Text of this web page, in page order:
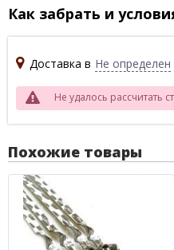
Как забрать и
Доставка в Не определен
Не удалось рассчитать
Похожие товары